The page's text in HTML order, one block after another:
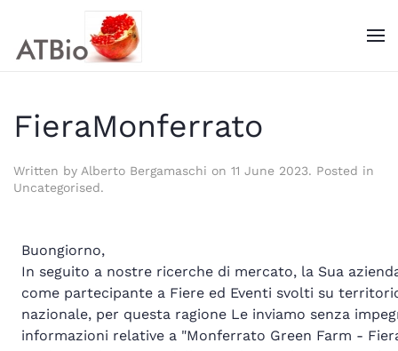
FieraMonferrato
Written by Alberto Bergamaschi on 11 June 2023. Posted in
Uncategorised.
Buongiorno,
In seguito a nostre ricerche di mercato, la Sua
come partecipante a Fiere ed Eventi svolti su
nazionale, per questa ragione Le inviamo senza
informazioni relative a "Monferrato Green Farm -